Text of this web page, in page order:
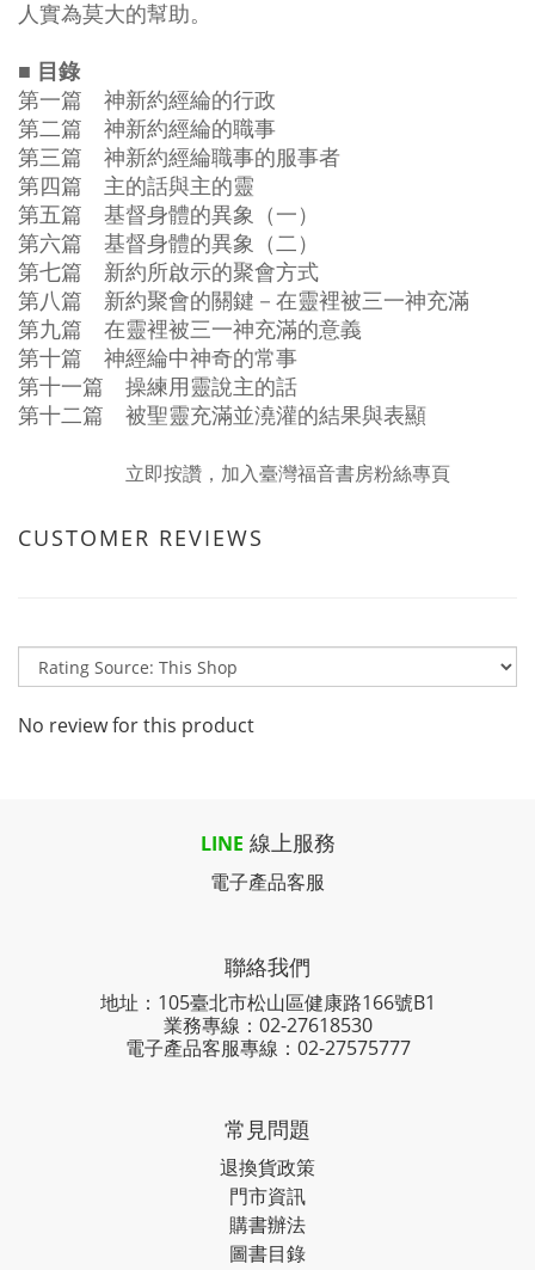
人實為莫大的幫助。
■ 目錄
第一篇 神新約經綸的行政
第二篇 神新約經綸的職事
第三篇 神新約經綸職事的服事者
第四篇 主的話與主的靈
第五篇 基督身體的異象（一）
第六篇 基督身體的異象（二）
第七篇 新約所啟示的聚會方式
第八篇 新約聚會的關鍵－在靈裡被三一神充滿
第九篇 在靈裡被三一神充滿的意義
第十篇 神經綸中神奇的常事
第十一篇 操練用靈說主的話
第十二篇 被聖靈充滿並澆灌的結果與表顯
立即按讚，加入臺灣福音書房粉絲專頁
CUSTOMER REVIEWS
No review for this product
LINE 線上服務
電子產品客服
聯絡我們
地址：105臺北市松山區健康路166號B1
業務專線： 02-27618530
電子產品客服專線：02-27575777
常見問題
退換貨政策
門市資訊
購書辦法
圖書目錄